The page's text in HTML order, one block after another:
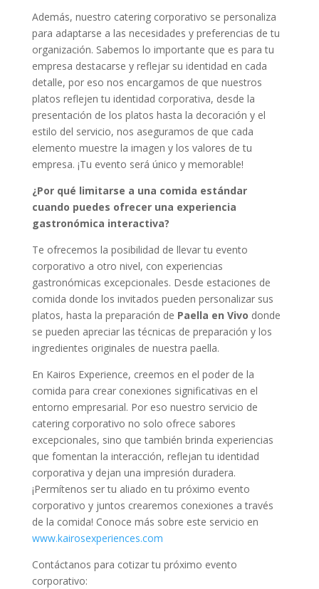
Además, nuestro catering corporativo se personaliza
para adaptarse a las necesidades y preferencias de tu
organización. Sabemos lo importante que es para tu
empresa destacarse y reflejar su identidad en cada
detalle, por eso nos encargamos de que nuestros
platos reflejen tu identidad corporativa, desde la
presentación de los platos hasta la decoración y el
estilo del servicio, nos aseguramos de que cada
elemento muestre la imagen y los valores de tu
empresa. ¡Tu evento será único y memorable!
¿Por qué limitarse a una comida estándar
cuando puedes ofrecer una experiencia
gastronómica interactiva?
Te ofrecemos la posibilidad de llevar tu evento
corporativo a otro nivel, con experiencias
gastronómicas excepcionales. Desde estaciones de
comida donde los invitados pueden personalizar sus
platos, hasta la preparación de Paella en Vivo donde
se pueden apreciar las técnicas de preparación y los
ingredientes originales de nuestra paella.
En Kairos Experience, creemos en el poder de la
comida para crear conexiones significativas en el
entorno empresarial. Por eso nuestro servicio de
catering corporativo no solo ofrece sabores
excepcionales, sino que también brinda experiencias
que fomentan la interacción, reflejan tu identidad
corporativa y dejan una impresión duradera.
¡Permítenos ser tu aliado en tu próximo evento
corporativo y juntos crearemos conexiones a través
de la comida! Conoce más sobre este servicio en
www.kairosexperiences.com
Contáctanos para cotizar tu próximo evento
corporativo: